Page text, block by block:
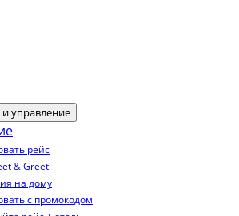
управление
рейс
& Greet
на дому
с промокодом